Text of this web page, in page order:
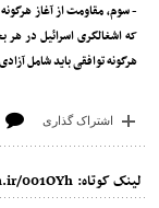
- سوم، مقاومت از آغاز هرگونه
که اشغالگری اسرائیل در
هرگونه توافقی باید شامل
اشتراک گذاری
لینک کوتاه: 001OYh